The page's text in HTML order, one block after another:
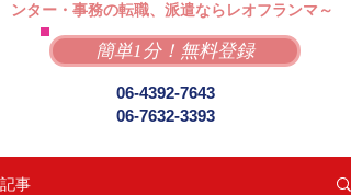
簡単1分！無料登録
06-7632-3393
06-4392-7643
ンター・事務の転職、派遣ならレオフランマ～
記事